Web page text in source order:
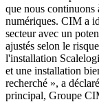
que nous continuons
numériques. CIM a
secteur avec un
ajustés selon le
l'installation
et une installation
recherché », a
principal, Groupe